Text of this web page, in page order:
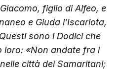
figlio di Alfeo, e
e Giuda l’Iscariota,
Questi sono i Dodici che
loro: «Non andate fra i
città dei Samaritani;